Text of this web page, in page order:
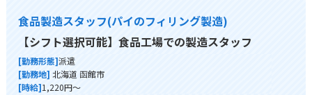
食品製造スタッフ(パイのフィリング製造)
【シフト選択可能】食品工場での製造スタッフ
[勤務形態]派遣
[勤務地] 北海道 函館市
[時給]1,220円～